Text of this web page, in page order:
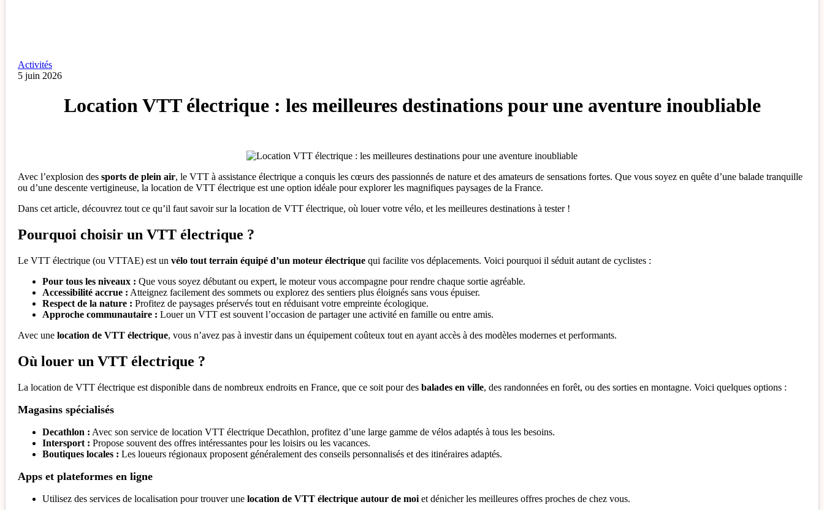
Activités
5 juin 2026
Location VTT électrique : les meilleures destinations pour une aventure inoubliable
Avec l’explosion des sports de plein air, le VTT à assistance électrique a conquis les cœurs des passionnés de nature et des amateurs de sensations fortes. Que vous soyez en quête d’une balade tranquille
ou d’une descente vertigineuse, la location de VTT électrique est une option idéale pour explorer les magnifiques paysages de la France.
Dans cet article, découvrez tout ce qu’il faut savoir sur la location de VTT électrique, où louer votre vélo, et les meilleures destinations à tester !
Pourquoi choisir un VTT électrique ?
Le VTT électrique (ou VTTAE) est un vélo tout terrain équipé d’un moteur électrique qui facilite vos déplacements. Voici pourquoi il séduit autant de cyclistes :
Pour tous les niveaux : Que vous soyez débutant ou expert, le moteur vous accompagne pour rendre chaque sortie agréable.
Accessibilité accrue : Atteignez facilement des sommets ou explorez des sentiers plus éloignés sans vous épuiser.
Respect de la nature : Profitez de paysages préservés tout en réduisant votre empreinte écologique.
Approche communautaire : Louer un VTT est souvent l’occasion de partager une activité en famille ou entre amis.
Avec une location de VTT électrique, vous n’avez pas à investir dans un équipement coûteux tout en ayant accès à des modèles modernes et performants.
Où louer un VTT électrique ?
La location de VTT électrique est disponible dans de nombreux endroits en France, que ce soit pour des balades en ville, des randonnées en forêt, ou des sorties en montagne. Voici quelques options :
Magasins spécialisés
Decathlon : Avec son service de location VTT électrique Decathlon, profitez d’une large gamme de vélos adaptés à tous les besoins.
Intersport : Propose souvent des offres intéressantes pour les loisirs ou les vacances.
Boutiques locales : Les loueurs régionaux proposent généralement des conseils personnalisés et des itinéraires adaptés.
Apps et plateformes en ligne
Utilisez des services de localisation pour trouver une location de VTT électrique autour de moi et dénicher les meilleures offres proches de chez vous.